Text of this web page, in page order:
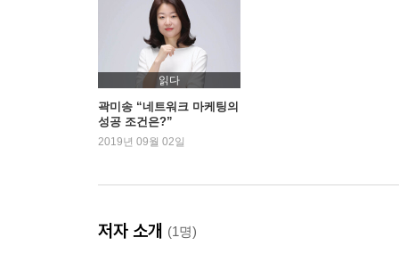
우리는 현재를 살아간다
세 번의 부의 혁신
네트워크 마케팅에서 마케팅은 하고 있나요?
4차 산업혁명의 재해석 094 시간의 자유를 누려라
3부 | 네트워크 마케팅의 최강 마인드 셋
비즈니스 마인드란?
읽다
곽미송 “네트워크 마케팅의
성공 조건은?”
2019년 09월 02일
저자 소개 (1명)